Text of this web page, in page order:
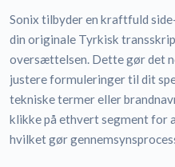
Sonix tilbyder en kraftfuld
din originale Tyrkisk
oversættelsen. Dette gør det
justere formuleringer til dit
tekniske termer eller
klikke på ethvert segment for
hvilket gør